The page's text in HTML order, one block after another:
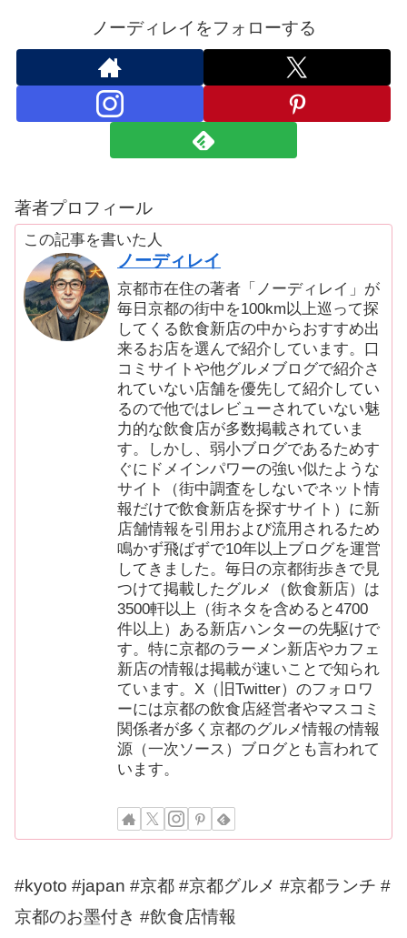
ノーディレイをフォローする
著者プロフィール
この記事を書いた人
ノーディレイ
京都市在住の著者「ノーディレイ」が
毎日京都の街中を100km以上巡って探
してくる飲食新店の中からおすすめ出
来るお店を選んで紹介しています。口
コミサイトや他グルメブログで紹介さ
れていない店舗を優先して紹介してい
るので他ではレビューされていない魅
力的な飲食店が多数掲載されていま
す。しかし、弱小ブログであるためす
ぐにドメインパワーの強い似たような
サイト（街中調査をしないでネット情
報だけで飲食新店を探すサイト）に新
店舗情報を引用および流用されるため
鳴かず飛ばずで10年以上ブログを運営
してきました。毎日の京都街歩きで見
つけて掲載したグルメ（飲食新店）は
3500軒以上（街ネタを含めると4700
件以上）ある新店ハンターの先駆けで
す。特に京都のラーメン新店やカフェ
新店の情報は掲載が速いことで知られ
ています。X（旧Twitter）のフォロワ
ーには京都の飲食店経営者やマスコミ
関係者が多く京都のグルメ情報の情報
源（一次ソース）ブログとも言われて
います。
#kyoto #japan #京都 #京都グルメ #京都ランチ #
京都のお墨付き #飲食店情報